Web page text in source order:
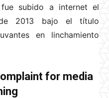
subido a internet el
2013 bajo el título
en linchamiento
for media